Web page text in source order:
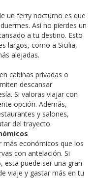
un ferry nocturno es que
Así no pierdes un
a tu destino. Esto
largos, como a Sicilia,
alejadas.
cabinas privadas o
descansar
Si valoras viajar con
opción. Además,
y salones,
del trayecto.
más económicos que los
con antelación. Si
esta puede ser una gran
viaje y gastar más en tu